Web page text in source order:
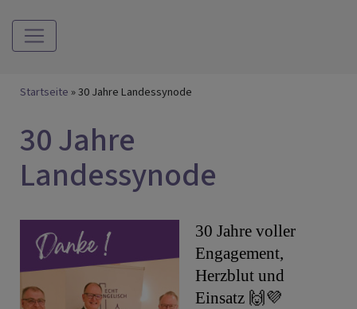
Hauptnavigation
Breadcrumb
Startseite 30 Jahre Landessynode
30 Jahre
Landessynode
30 Jahre voller
Engagement,
Herzblut und
Einsatz 🙌💜